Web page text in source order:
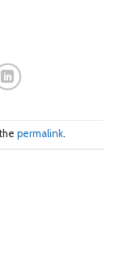
permalink.